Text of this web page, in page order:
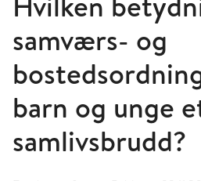
samværs- og
barn og unge
samlivsbrudd?